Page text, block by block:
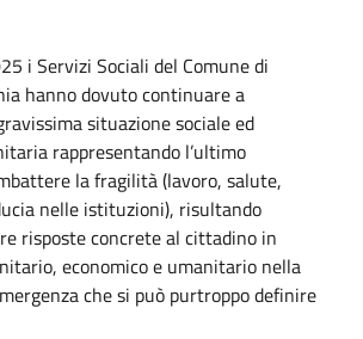
i Servizi Sociali del Comune di
hanno dovuto continuare a
situazione sociale ed
rappresentando l’ultimo
la fragilità (lavoro, salute,
nelle istituzioni), risultando
risposte concrete al cittadino in
economico e umanitario nella
che si può purtroppo definire